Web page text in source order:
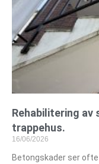
Rehabilitering av
trappehus.
16/06/2026
Betongskader ser